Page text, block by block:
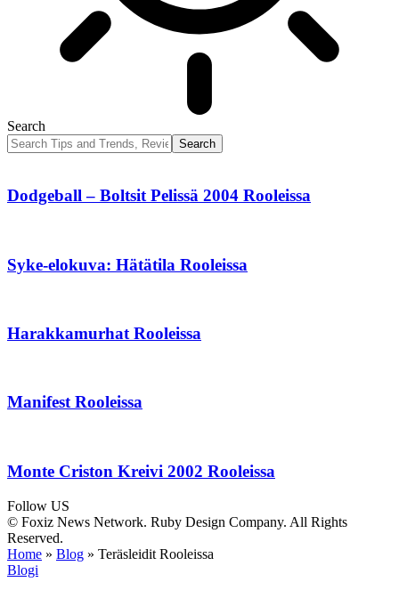
Search
Dodgeball – Boltsit Pelissä 2004 Rooleissa
Syke-elokuva: Hätätila Rooleissa
Harakkamurhat Rooleissa
Manifest Rooleissa
Monte Criston Kreivi 2002 Rooleissa
Follow US
© Foxiz News Network. Ruby Design Company. All Rights
Reserved.
Home » Blog » Teräsleidit Rooleissa
Blogi